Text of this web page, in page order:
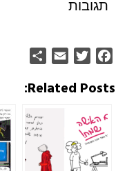
תגובות
Facebook
Twitter
Email
Related Posts: